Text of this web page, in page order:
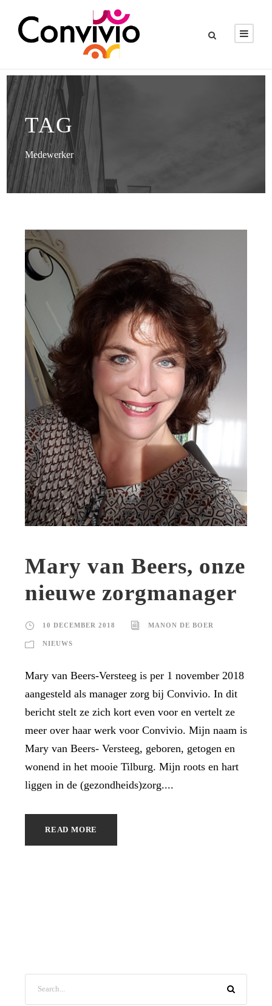
TAG
Medewerker
Mary van Beers, onze
nieuwe zorgmanager
10 DECEMBER 2018 MANON DE BOER
NIEUWS
Mary van Beers-Versteeg is per 1 november 2018
aangesteld als manager zorg bij Convivio. In dit
bericht stelt ze zich kort even voor en vertelt ze
meer over haar werk voor Convivio. Mijn naam is
Mary van Beers- Versteeg, geboren, getogen en
wonend in het mooie Tilburg. Mijn roots en hart
liggen in de (gezondheids)zorg....
READ MORE